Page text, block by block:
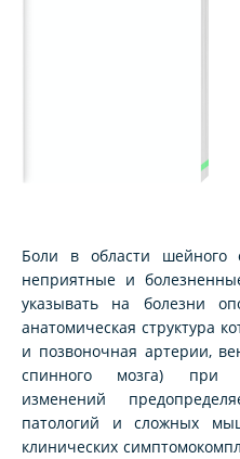
Боли в области шейного
неприятные и
указывать на болезни
анатомическая структура
и позвоночная артерии,
спинного мозга) при
изменений
патологий и сложных
клинических